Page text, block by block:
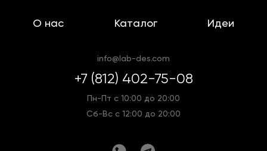
О нас Каталог Идеи
info@lab-des.com
+7 (812) 402-75-08
Пн-Пт с 10:00 до 20:00
Сб-Вс с 12:00 до 20:00